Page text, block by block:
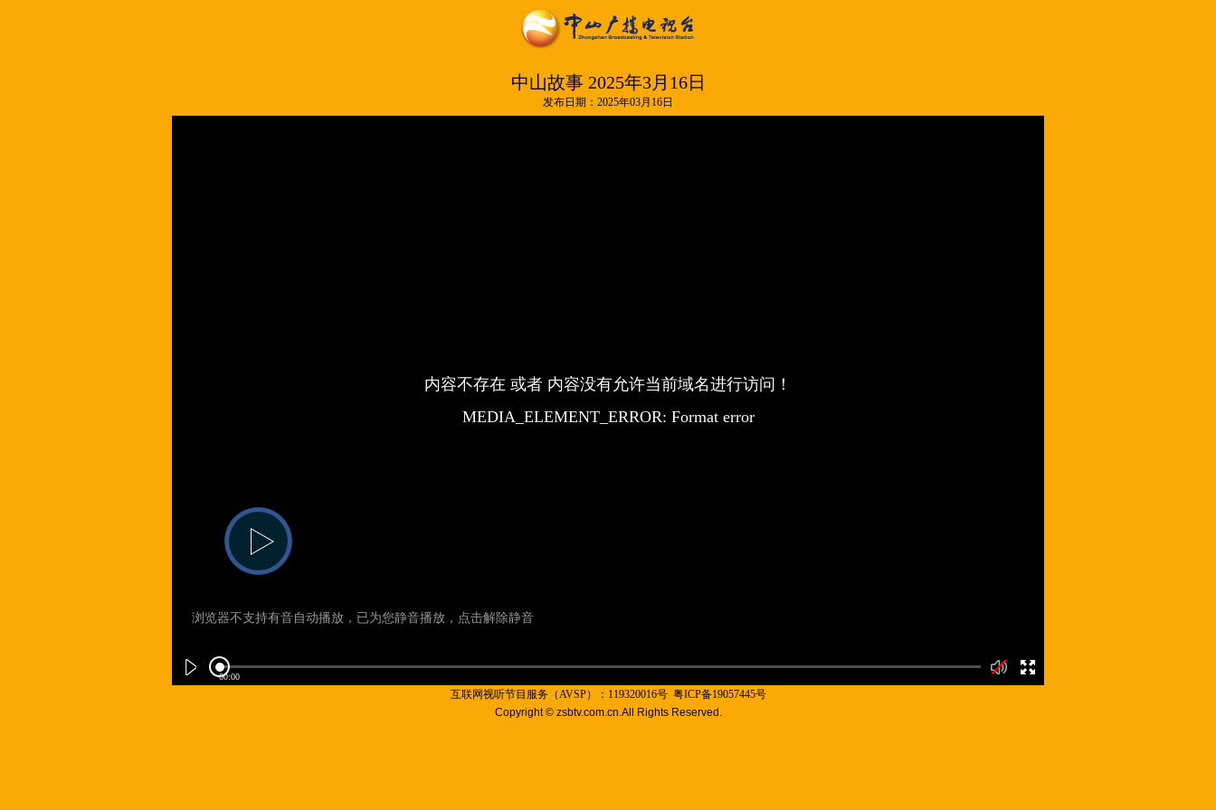
中山故事 2025年3月16日
发布日期：2025年03月16日
互联网视听节目服务（AVSP）：119320016号 粤ICP备19057445号
Copyright © zsbtv.com.cn.All Rights Reserved.